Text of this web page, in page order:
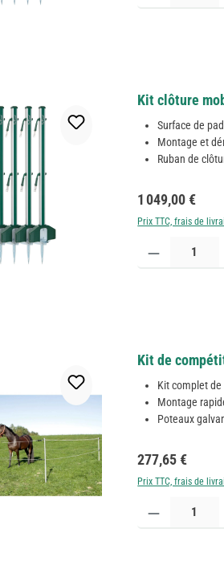
Kit clôture
Surface de
Montage et
Ruban de
Prix régulier :
1 049,00 €
Prix TTC, frais de
Quantité de
Kit de
Kit complet de
Montage
Poteaux
Prix régulier :
277,65 €
Prix TTC, frais de
Quantité de